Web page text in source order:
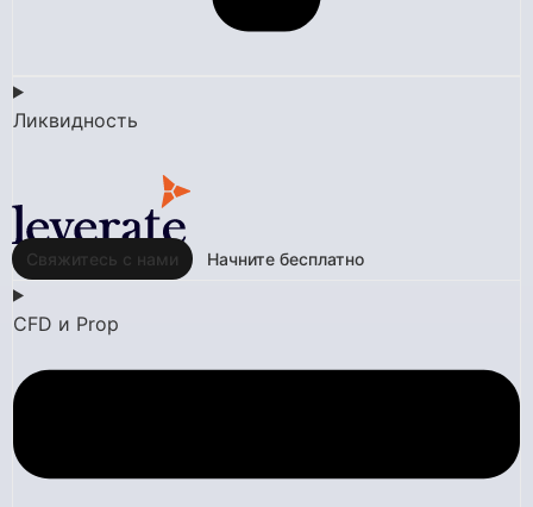
Ликвидность
Свяжитесь с нами Начните бесплатно
CFD и Prop